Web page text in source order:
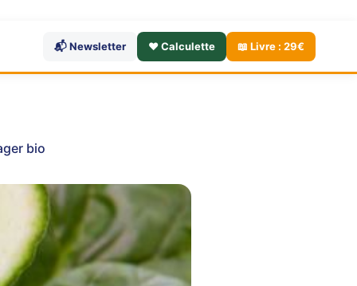
📬 Newsletter ❤️ Calculette 📖 Livre : 29€
bio